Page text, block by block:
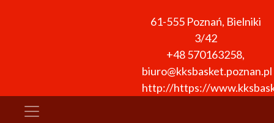
61-555 Poznań, Bielniki
3/42
+48 570163258,
biuro@kksbasket.poznan.pl
http://https://